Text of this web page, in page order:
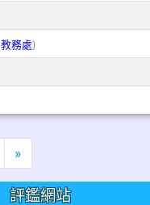
教務處)
下一頁
»
評鑑網站